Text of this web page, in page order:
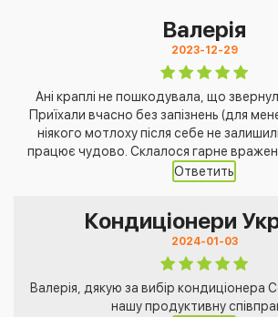
Валерія
2023-12-29
Ані краплі не пошкодувала, що
Приїхали вчасно без запізнень (для
ніякого мотлоху після себе не
працює чудово. Склалося гарне
Ответить
Кондиціонери
2024-01-03
Валерія, дякую за вибір кондиціонера
нашу продуктивну